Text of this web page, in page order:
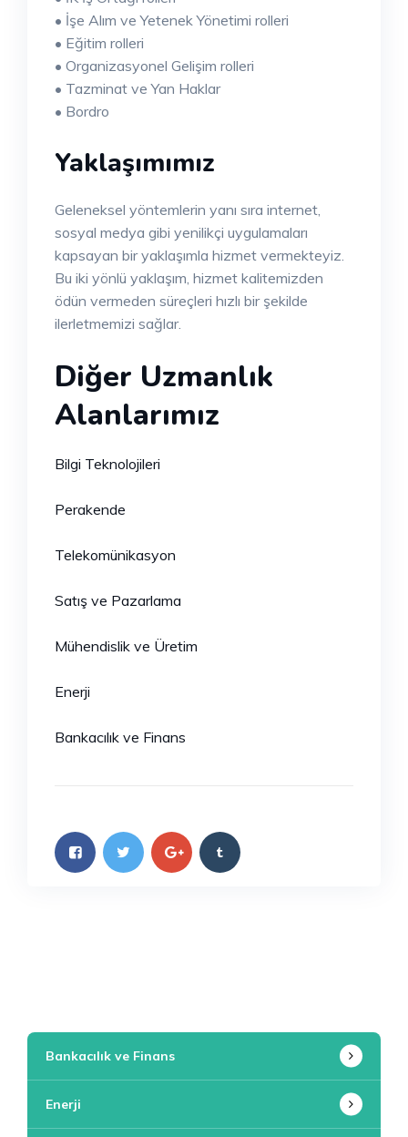
• İşe Alım ve Yetenek Yönetimi rolleri
• Eğitim rolleri
• Organizasyonel Gelişim rolleri
• Tazminat ve Yan Haklar
• Bordro
Yaklaşımımız
Geleneksel yöntemlerin yanı sıra internet,
sosyal medya gibi yenilikçi uygulamaları
kapsayan bir yaklaşımla hizmet vermekteyiz.
Bu iki yönlü yaklaşım, hizmet kalitemizden
ödün vermeden süreçleri hızlı bir şekilde
ilerletmemizi sağlar.
Diğer Uzmanlık
Alanlarımız
Bilgi Teknolojileri
Perakende
Telekomünikasyon
Satış ve Pazarlama
Mühendislik ve Üretim
Enerji
Bankacılık ve Finans
Bankacılık ve Finans
Enerji